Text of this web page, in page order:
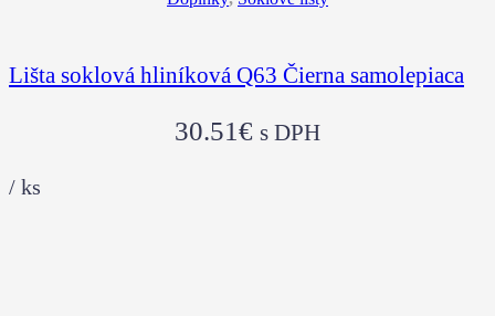
Lišta soklová hliníková Q63 Čierna samolepiaca
30.51€ s DPH
/ ks